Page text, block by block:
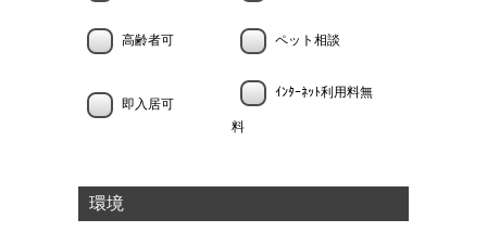
高齢者可 ペット相談
即入居可
ｲﾝﾀｰﾈｯﾄ利用料無
料
環境